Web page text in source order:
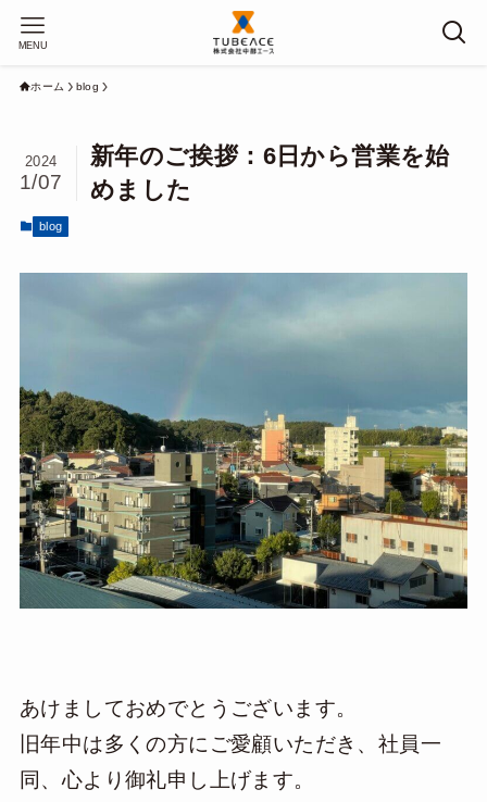
MENU
ホーム blog
新年のご挨拶：6日から営業を始
めました
2024
1/07
blog
あけましておめでとうございます。
旧年中は多くの方にご愛顧いただき、社員一
同、心より御礼申し上げます。